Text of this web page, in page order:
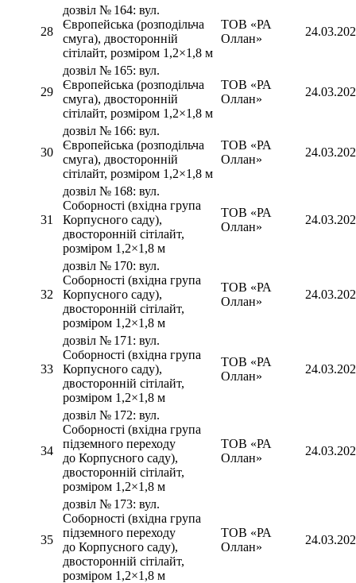
28
дозвіл № 164: вул.
Європейська (розподільча
смуга), двосторонній
сітілайт, розміром 1,2×1,8 м
ТОВ «РА
Оллан»
29
дозвіл № 165: вул.
Європейська (розподільча
смуга), двосторонній
сітілайт, розміром 1,2×1,8 м
ТОВ «РА
Оллан»
30
дозвіл № 166: вул.
Європейська (розподільча
смуга), двосторонній
сітілайт, розміром 1,2×1,8 м
ТОВ «РА
Оллан»
31
дозвіл № 168: вул.
Соборності (вхідна група
Корпусного саду),
двосторонній сітілайт,
розміром 1,2×1,8 м
ТОВ «РА
Оллан»
32
дозвіл № 170: вул.
Соборності (вхідна група
Корпусного саду),
двосторонній сітілайт,
розміром 1,2×1,8 м
ТОВ «РА
Оллан»
33
дозвіл № 171: вул.
Соборності (вхідна група
Корпусного саду),
двосторонній сітілайт,
розміром 1,2×1,8 м
ТОВ «РА
Оллан»
34
дозвіл № 172: вул.
Соборності (вхідна група
підземного переходу
до Корпусного саду),
двосторонній сітілайт,
розміром 1,2×1,8 м
ТОВ «РА
Оллан»
35
дозвіл № 173: вул.
Соборності (вхідна група
підземного переходу
до Корпусного саду),
двосторонній сітілайт,
розміром 1,2×1,8 м
ТОВ «РА
Оллан»